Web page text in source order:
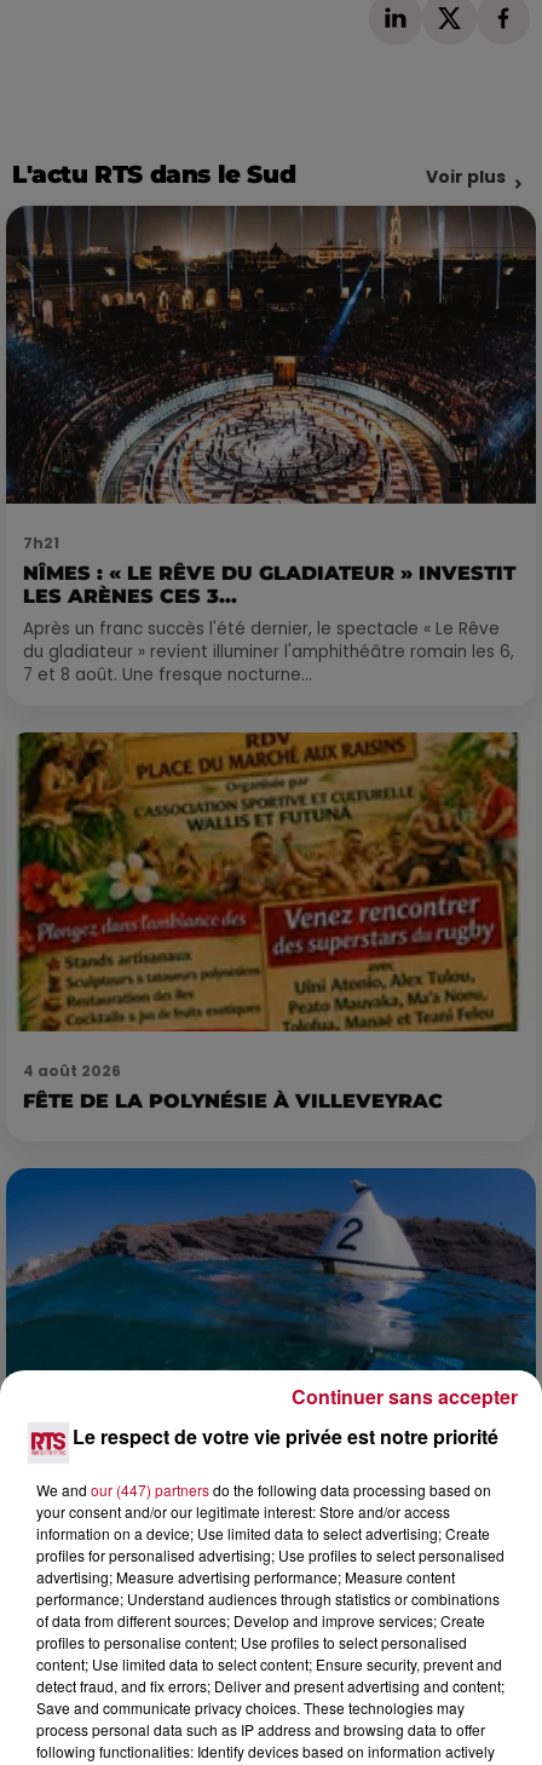
L'actu RTS dans le Sud Voir plus
7h21
NÎMES : « LE RÊVE DU GLADIATEUR » INVESTIT
LES ARÈNES CES 3...
Après un franc succès l'été dernier, le spectacle « Le Rêve
du gladiateur » revient illuminer l'amphithéâtre romain les 6,
7 et 8 août. Une fresque nocturne...
4 août 2026
FÊTE DE LA POLYNÉSIE À VILLEVEYRAC
4 août 2026
HÉRAULT, PYRÉNÉES-ORIENTALES : TROIS
SPOTS DE SNORKELING À EXPLORER...
Pas besoin de bouteilles de plongée lourdes ni de diplômes
complexes pour observer la vie sous-marine. Cet été, un
masque, un tuba et une paire de palmes...
Le respect de votre vie privée est notre priorité
We and our (447) partnersdo the following data processing based on
your consent and/or our legitimate interest: Store and/or access
information on a device; Use limited data to select advertising; Create
profiles for personalised advertising; Use profiles to select personalised
advertising; Measure advertising performance; Measure content
performance; Understand audiences through statistics or combinations
of data from different sources; Develop and improve services; Create
profiles to personalise content; Use profiles to select personalised
content; Use limited data to select content; Ensure security, prevent and
detect fraud, and fix errors; Deliver and present advertising and content;
Save and communicate privacy choices. These technologies may
process personal data such as IP address and browsing data to offer
following functionalities: Identify devices based on information actively
Continuer sans accepter